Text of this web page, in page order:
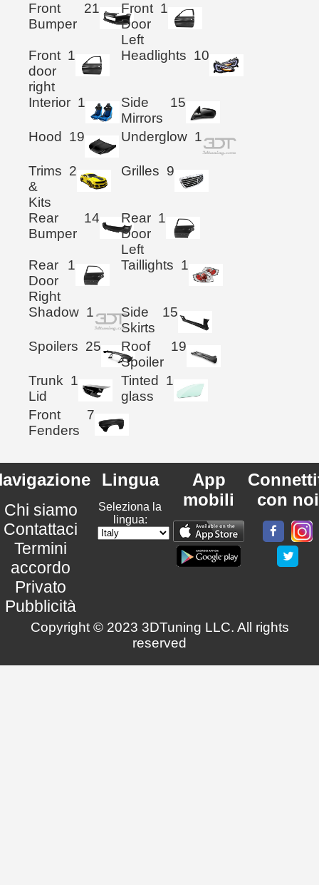
Front
Bumper
21
Front
Door
Left
1
Front
door
right
1 Headlights 10
Interior 1
Side
Mirrors
15
Hood 19 Underglow 1
Trims
&
Kits
2 Grilles 9
Rear
Bumper
14
Rear
Door
Left
1
Rear
Door
Right
1 Taillights 1
Shadow 1
Side
Skirts
15
Spoilers 25
Roof
Spoiler
19
Trunk
Lid
1
Tinted
glass
1
Front
Fenders
7
Chi siamo
Contattaci
Termini
accordo
Privato
Pubblicità
Lingua
Seleziona la
lingua:
App
mobili
con noi
Copyright © 2023 3DTuning LLC. All rights
reserved